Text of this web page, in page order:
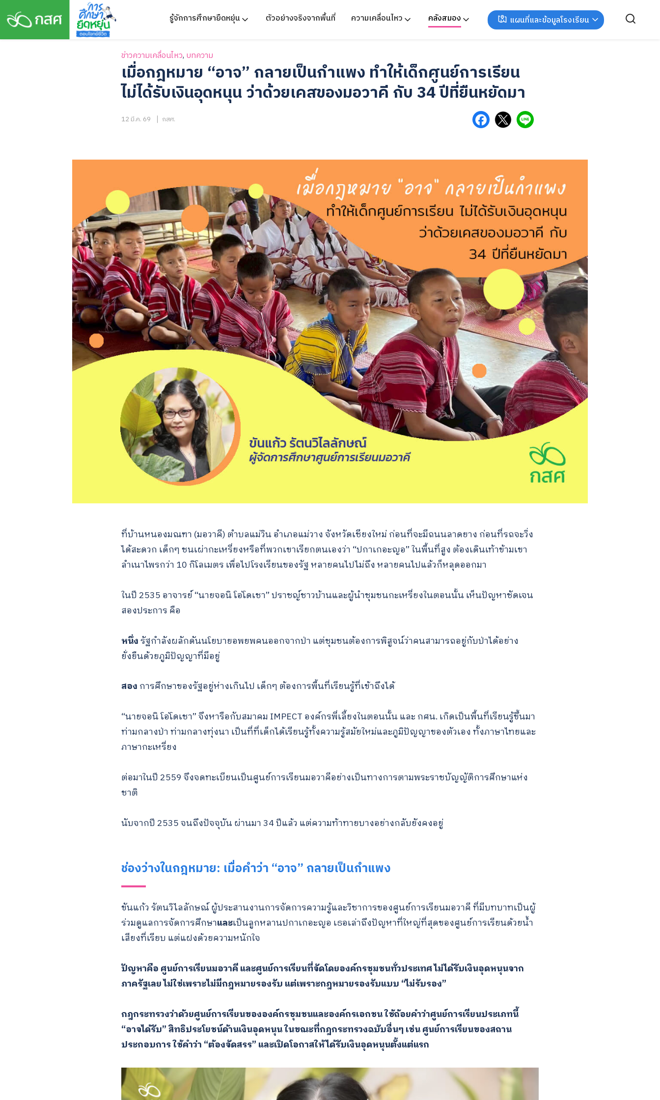
content
รู้จักการศึกษายืดหยุ่น ตัวอย่างจริงจากพื้นที่ ความเคลื่อนไหว คลังสมอง แผนที่และข้อมูลโรงเรียน
Search
ข่าวความเคลื่อนไหว, บทความ
เมื่อกฎหมาย “อาจ” กลายเป็นกำแพง ทำให้เด็กศูนย์การเรียน
ไม่ได้รับเงินอุดหนุน ว่าด้วยเคสของมอวาคี กับ 34 ปีที่ยืนหยัดมา
12 มี.ค. 69 กสศ.
ที่บ้านหนองมณฑา (มอวาคี) ตำบลแม่วิน อำเภอแม่วาง จังหวัดเชียงใหม่ ก่อนที่จะมีถนนลาดยาง ก่อนที่รถจะวิ่ง
ได้สะดวก เด็กๆ ชนเผ่ากะเหรี่ยงหรือที่พวกเขาเรียกตนเองว่า “ปกาเกอะญอ” ในพื้นที่สูง ต้องเดินเท้าข้ามเขา
ลำเนาไพรกว่า 10 กิโลเมตร เพื่อไปโรงเรียนของรัฐ หลายคนไปไม่ถึง หลายคนไปแล้วก็หลุดออกมา
ในปี 2535 อาจารย์ “นายจอนิ โอ่โดเชา” ปราชญ์ชาวบ้านและผู้นำชุมชนกะเหรี่ยงในตอนนั้น เห็นปัญหาชัดเจน
สองประการ คือ
หนึ่งรัฐกำลังผลักดันนโยบายอพยพคนออกจากป่า แต่ชุมชนต้องการพิสูจน์ว่าคนสามารถอยู่กับป่าได้อย่าง
ยั่งยืนด้วยภูมิปัญญาที่มีอยู่
สอง การศึกษาของรัฐอยู่ห่างเกินไป เด็กๆ ต้องการพื้นที่เรียนรู้ที่เข้าถึงได้
“นายจอนิ โอ่โดเชา” จึงหารือกับสมาคม IMPECT องค์กรพี่เลี้ยงในตอนนั้น และ กศน. เกิดเป็นพื้นที่เรียนรู้ขึ้นมา
ท่ามกลางป่า ท่ามกลางทุ่งนา เป็นที่ที่เด็กได้เรียนรู้ทั้งความรู้สมัยใหม่และภูมิปัญญาของตัวเอง ทั้งภาษาไทยและ
ภาษากะเหรี่ยง
ต่อมาในปี 2559 จึงจดทะเบียนเป็นศูนย์การเรียนมอวาคีอย่างเป็นทางการตามพระราชบัญญัติการศึกษาแห่ง
ชาติ
นับจากปี 2535 จนถึงปัจจุบัน ผ่านมา 34 ปีแล้ว แต่ความท้าทายบางอย่างกลับยังคงอยู่
ช่องว่างในกฎหมาย: เมื่อคำว่า “อาจ” กลายเป็นกำแพง
ขันแก้ว รัตนวิไลลักษณ์ ผู้ประสานงานการจัดการความรู้และวิชาการของศูนย์การเรียนมอวาคี ที่มีบทบาทเป็นผู้
ร่วมดูแลการจัดการศึกษาและเป็นลูกหลานปกาเกอะญอ เธอเล่าถึงปัญหาที่ใหญ่ที่สุดของศูนย์การเรียนด้วยน้ำ
เสียงที่เรียบ แต่แฝงด้วยความหนักใจ
ปัญหาคือ ศูนย์การเรียนมอวาคี และศูนย์การเรียนที่จัดโดยองค์กรชุมชนทั่วประเทศ ไม่ได้รับเงินอุดหนุนจาก
ภาครัฐเลย ไม่ใช่เพราะไม่มีกฎหมายรองรับ แต่เพราะกฎหมายรองรับแบบ “ไม่รับรอง”
กฎกระทรวงว่าด้วยศูนย์การเรียนขององค์กรชุมชนและองค์กรเอกชน ใช้ถ้อยคำว่าศูนย์การเรียนประเภทนี้
“อาจได้รับ” สิทธิประโยชน์ด้านเงินอุดหนุน ในขณะที่กฎกระทรวงฉบับอื่นๆ เช่น ศูนย์การเรียนของสถาน
ประกอบการ ใช้คำว่า “ต้องจัดสรร” และเปิดโอกาสให้ได้รับเงินอุดหนุนตั้งแต่แรก